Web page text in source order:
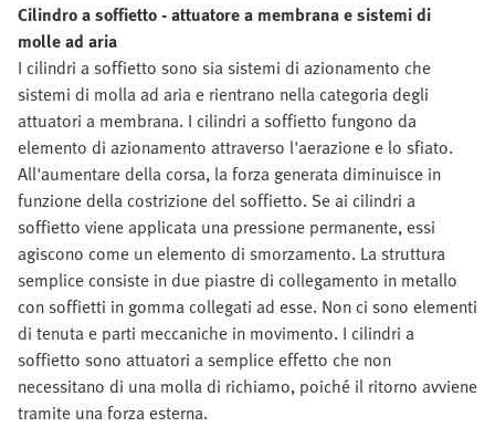
Cilindro a soffietto - attuatore a membrana e sistemi di
molle ad aria
I cilindri a soffietto sono sia sistemi di azionamento che
sistemi di molla ad aria e rientrano nella categoria degli
attuatori a membrana. I cilindri a soffietto fungono da
elemento di azionamento attraverso l'aerazione e lo sfiato.
All'aumentare della corsa, la forza generata diminuisce in
funzione della costrizione del soffietto. Se ai cilindri a
soffietto viene applicata una pressione permanente, essi
agiscono come un elemento di smorzamento. La struttura
semplice consiste in due piastre di collegamento in metallo
con soffietti in gomma collegati ad esse. Non ci sono elementi
di tenuta e parti meccaniche in movimento. I cilindri a
soffietto sono attuatori a semplice effetto che non
necessitano di una molla di richiamo, poiché il ritorno avviene
tramite una forza esterna.